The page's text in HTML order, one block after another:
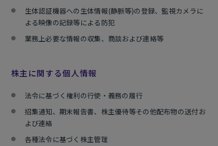
生体認証機器への生体情報(静脈等)の登録、監視カメラに
よる映像の記録等による防犯
業務上必要な情報の収集、商談および連絡等
株主に関する個人情報
法令に基づく権利の行使・義務の履行
招集通知、期末報告書、株主優待等その他配布物の送付お
よび連絡
各種法令に基づく株主管理